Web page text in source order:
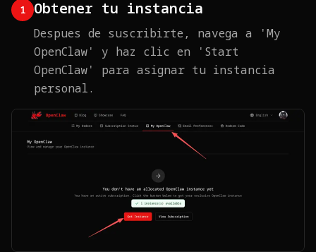
1 Obtener tu instancia
Despues de suscribirte, navega a 'My
OpenClaw' y haz clic en 'Start
OpenClaw' para asignar tu instancia
personal.